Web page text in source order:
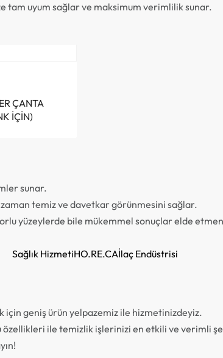
tam uyum sağlar ve maksimum verimlilik sunar.
ÇANTA
İÇİN)
sunar.
temiz ve davetkar görünmesini sağlar.
yüzeylerde bile mükemmel sonuçlar elde
Sağlık HizmetiHO.RE.CAİlaç Endüstrisi
için geniş ürün yelpazemiz ile hizmetinizdeyiz.
özellikleri ile temizlik işlerinizi en etkili ve verimli